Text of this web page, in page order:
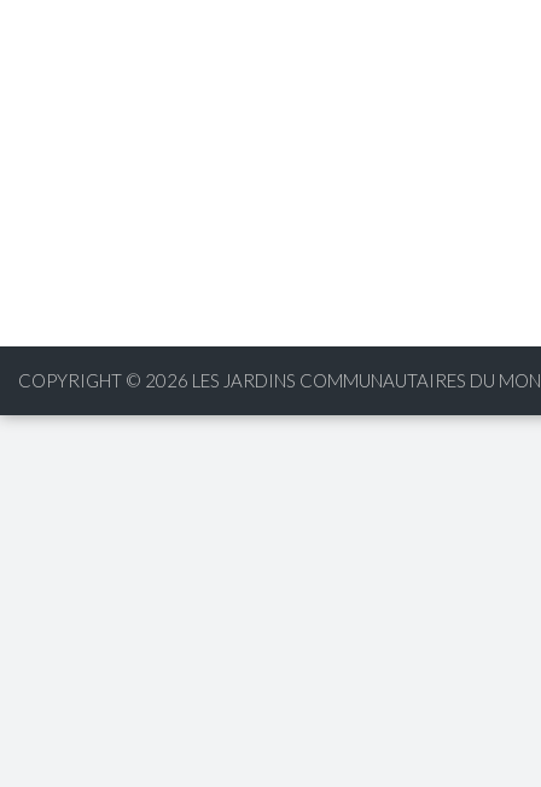
COPYRIGHT © 2026 LES JARDINS COMMUNAUTAIRES DU